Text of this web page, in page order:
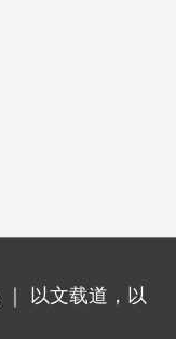
｜ 以文载道，以